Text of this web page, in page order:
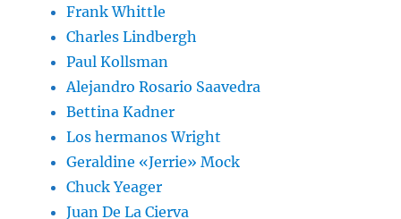
Frank Whittle
Charles Lindbergh
Paul Kollsman
Alejandro Rosario Saavedra
Bettina Kadner
Los hermanos Wright
Geraldine «Jerrie» Mock
Chuck Yeager
Juan De La Cierva